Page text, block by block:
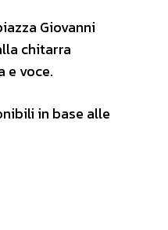
Giovanni
chitarra
e voce.
in base alle